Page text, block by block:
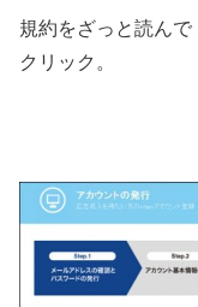
規約をざっと読ん
クリック。